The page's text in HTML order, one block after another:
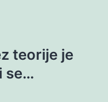
teorije je
se…